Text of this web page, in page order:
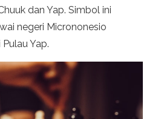
dan Yap. Simbol ini
negeri Micrononesio
Yap.